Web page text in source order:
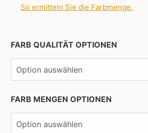
So ermitteln Sie die Farbmenge.
FARB QUALITÄT OPTIONEN
FARB MENGEN OPTIONEN